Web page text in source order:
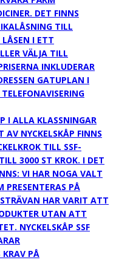
DET FINNS
TILL
LÅSEN I ETT
VÄLJA TILL
INKLUDERAR
GATUPLAN I
I ALLA KLASSNINGAR
AV NYCKELSKÅP FINNS
TILL SSF-
3000 ST KROK. I DET
VI HAR NOGA VALT
PRESENTERAS PÅ
HAR VARIT ATT
UTAN ATT
NYCKELSKÅP SSF
KRAV PÅ